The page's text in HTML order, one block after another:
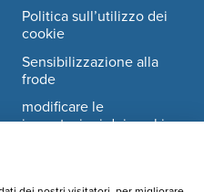
information
Politica sull’utilizzo dei
cookie
Sensibilizzazione alla
frode
modificare le
impostazioni dei cookie
Facebook